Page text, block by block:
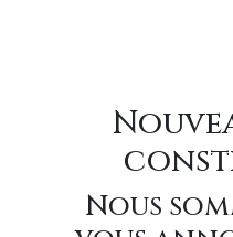
Nous